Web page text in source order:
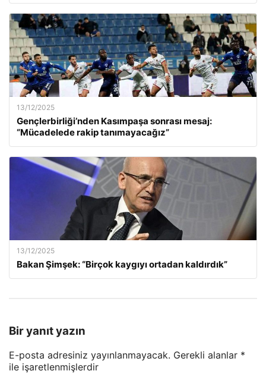
13/12/2025
Gençlerbirliği’nden Kasımpaşa sonrası mesaj:
“Mücadelede rakip tanımayacağız”
13/12/2025
Bakan Şimşek: “Birçok kaygıyı ortadan kaldırdık”
Bir yanıt yazın
E-posta adresiniz yayınlanmayacak. Gerekli alanlar *
ile işaretlenmişlerdir